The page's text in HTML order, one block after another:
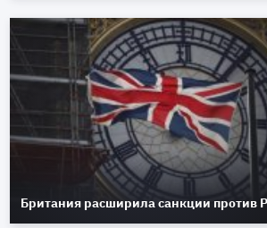
Британия расширила санкции против